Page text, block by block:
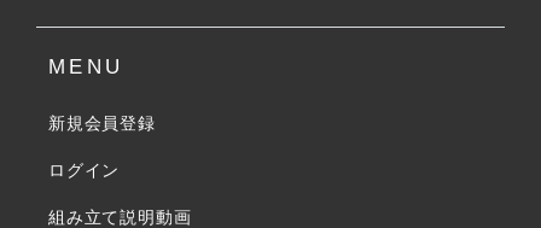
MENU
新規会員登録
ログイン
組み立て説明動画